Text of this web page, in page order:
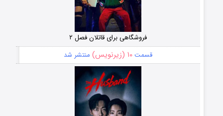
فروشگاهی برای قاتلان فصل ۲
قسمت۱۰ (زیرنویس) منتشر شد